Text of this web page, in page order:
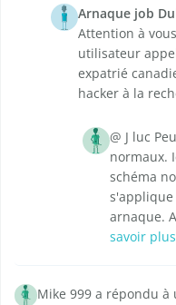
Arnaque job
Attention à
utilisateur
expatrié
hacker à la
@ J luc
normaux.
schéma
arnaque.
savoir plus
Mike 999 a répondu à